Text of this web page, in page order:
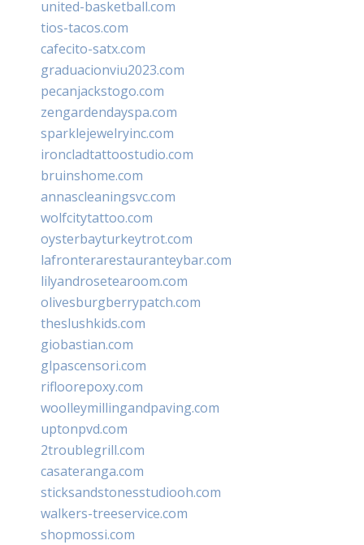
united-basketball.com
tios-tacos.com
cafecito-satx.com
graduacionviu2023.com
pecanjackstogo.com
zengardendayspa.com
sparklejewelryinc.com
ironcladtattoostudio.com
bruinshome.com
annascleaningsvc.com
wolfcitytattoo.com
oysterbayturkeytrot.com
lafronterarestauranteybar.com
lilyandrosetearoom.com
olivesburgberrypatch.com
theslushkids.com
giobastian.com
glpascensori.com
rifloorepoxy.com
woolleymillingandpaving.com
uptonpvd.com
2troublegrill.com
casateranga.com
sticksandstonesstudiooh.com
walkers-treeservice.com
shopmossi.com